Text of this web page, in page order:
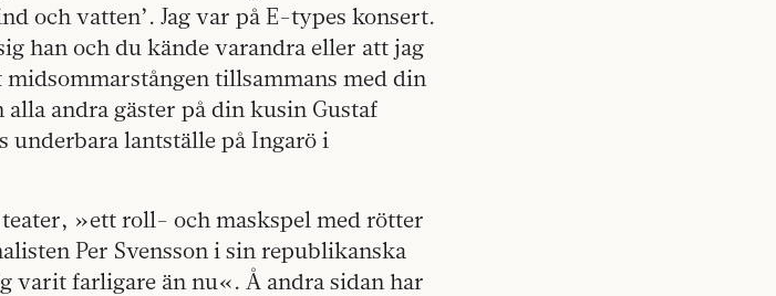
och vatten’. Jag var på E-types konsert.
han och du kände varandra eller att jag
tillsammans med din
alla andra gäster på din kusin Gustaf
underbara lantställe på Ingarö i
»ett roll- och maskspel med rötter
Per Svensson i sin republikanska
farligare än nu«. Å andra sidan har